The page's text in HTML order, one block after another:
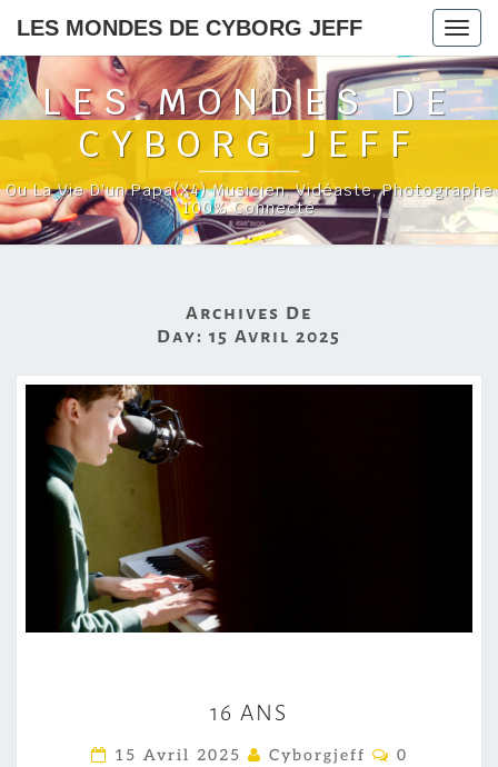
LES MONDES DE CYBORG JEFF
LES MONDES DE
CYBORG JEFF
Ou La Vie D'un Papa(x4) Musicien, Vidéaste, Photographe
100% Connecté
Archives De
Day: 15 Avril 2025
6
A
16 ANS
15 Avril 2025 Cyborgjeff
C
0